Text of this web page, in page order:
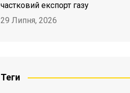
частковий експорт газу
29 Липня, 2026
Теги